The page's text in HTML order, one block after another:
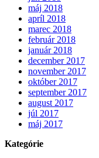
máj 2018
apríl 2018
marec 2018
február 2018
január 2018
december 2017
november 2017
október 2017
september 2017
august 2017
júl 2017
máj 2017
Kategórie